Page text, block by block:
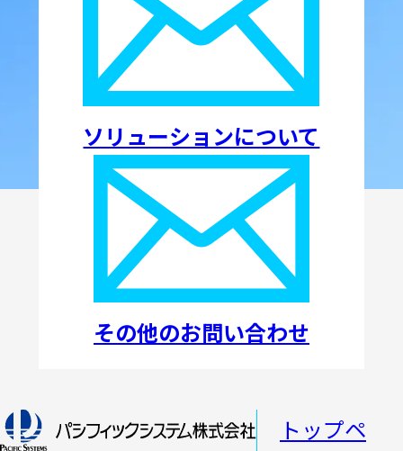
ソリューションについて
その他のお問い合わせ
トップペ